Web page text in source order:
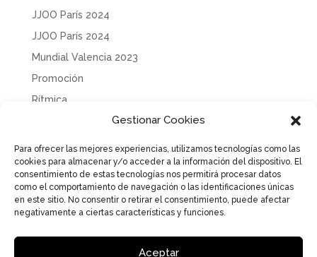
Gestionar Cookies
Para ofrecer las mejores experiencias, utilizamos tecnologías como las
cookies para almacenar y/o acceder a la información del dispositivo. El
consentimiento de estas tecnologías nos permitirá procesar datos
como el comportamiento de navegación o las identificaciones únicas
en este sitio. No consentir o retirar el consentimiento, puede afectar
negativamente a ciertas características y funciones.
Aceptar
JJOO París 2024
JJOO París 2024
Mundial Valencia 2023
Promoción
Rítmica
Tecnificación
Uncategorized
Política de Privacidad